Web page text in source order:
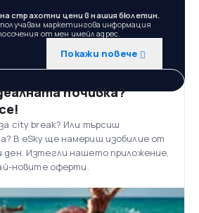
страхотни цени в нашия бюлетин.
маркетингова информация
от мен имейл адрес.
Покажи повече
почивка?
city break? Или търсиш
В eSky ще намериш изобилие от
ден. Изтегли нашето приложение,
новите оферти.